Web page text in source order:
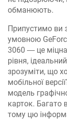
обманюють.
Припустимо ви
умовною
3060 ― це
рівня,
зрозуміти, що
мобільної
модель
карток. Багато
тому цю